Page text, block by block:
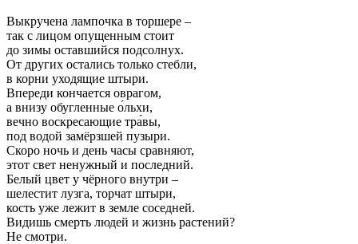
Выкручена лампочка в торшере –
так с лицом опущенным стоит
до зимы оставшийся подсолнух.
От других остались только стебли,
в корни уходящие штыри.
Впереди кончается оврагом,
а внизу обугленные о́льхи,
вечно воскресающие тра́вы,
под водой замёрзшей пузыри.
Скоро ночь и день часы сравняют,
этот свет ненужный и последний.
Белый цвет у чёрного внутри –
шелестит лузга, торчат штыри,
кость уже лежит в земле соседней.
Видишь смерть людей и жизнь растений?
Не смотри.